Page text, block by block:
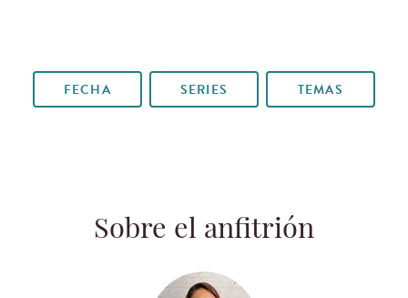
FECHA SERIES TEMAS
Sobre el anfitrión